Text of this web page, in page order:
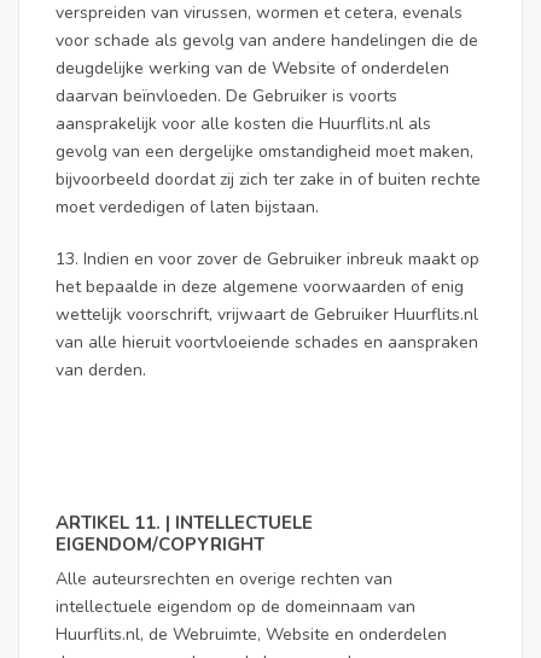
verspreiden van virussen, wormen et cetera, evenals
voor schade als gevolg van andere handelingen die de
deugdelijke werking van de Website of onderdelen
daarvan beïnvloeden. De Gebruiker is voorts
aansprakelijk voor alle kosten die Huurflits.nl als
gevolg van een dergelijke omstandigheid moet maken,
bijvoorbeeld doordat zij zich ter zake in of buiten rechte
moet verdedigen of laten bijstaan.
13. Indien en voor zover de Gebruiker inbreuk maakt op
het bepaalde in deze algemene voorwaarden of enig
wettelijk voorschrift, vrijwaart de Gebruiker Huurflits.nl
van alle hieruit voortvloeiende schades en aanspraken
van derden.
ARTIKEL 11. | INTELLECTUELE
EIGENDOM/COPYRIGHT
Alle auteursrechten en overige rechten van
intellectuele eigendom op de domeinnaam van
Huurflits.nl, de Webruimte, Website en onderdelen